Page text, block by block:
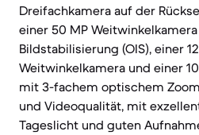
Dreifachkamera auf der
einer 50 MP
Bildstabilisierung (OIS), einer
Weitwinkelkamera und einer
mit 3-fachem optischem
und Videoqualität, mit
Tageslicht und guten